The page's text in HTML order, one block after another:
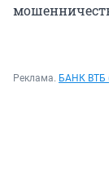
Реклама. БАНК ВТБ